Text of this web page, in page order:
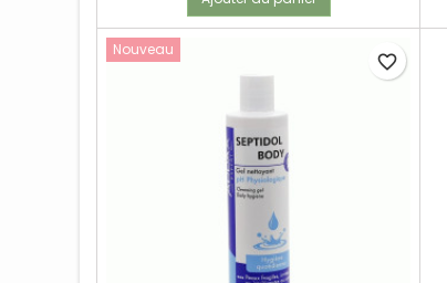
Nouveau
favorite_border